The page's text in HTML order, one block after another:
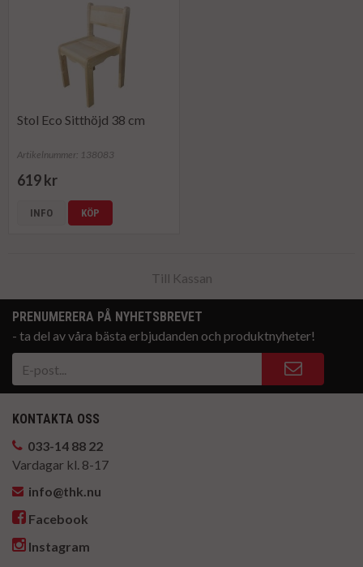
Stol Eco Sitthöjd 38 cm
Artikelnummer: 138083
619 kr
INFO KÖP
Till Kassan
PRENUMERERA PÅ NYHETSBREVET
- ta del av våra bästa erbjudanden och produktnyheter!
KONTAKTA OSS
033-14 88 22
Vardagar kl. 8-17
info@thk.nu
Facebook
Instagram